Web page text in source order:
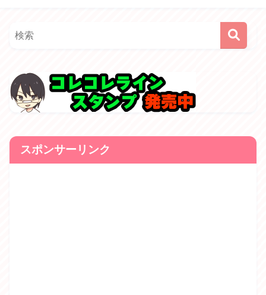
スポンサーリンク